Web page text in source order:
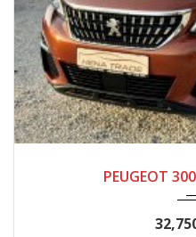
PEUGEOT